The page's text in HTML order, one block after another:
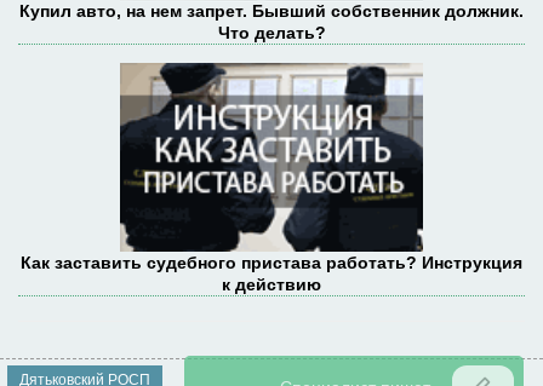
Купил авто, на нем запрет. Бывший собственник должник.
Что делать?
Как заставить судебного пристава работать? Инструкция
к действию
Дятьковский РОСП